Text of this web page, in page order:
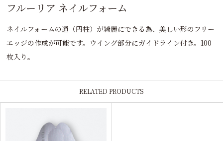
フルーリア ネイルフォーム
ネイルフォームの通（円柱）が綺麗にできる為、美しい形のフリー
エッジの作成が可能です。ウイング部分にガイドライン付き。100
枚入り。
RELATED PRODUCTS